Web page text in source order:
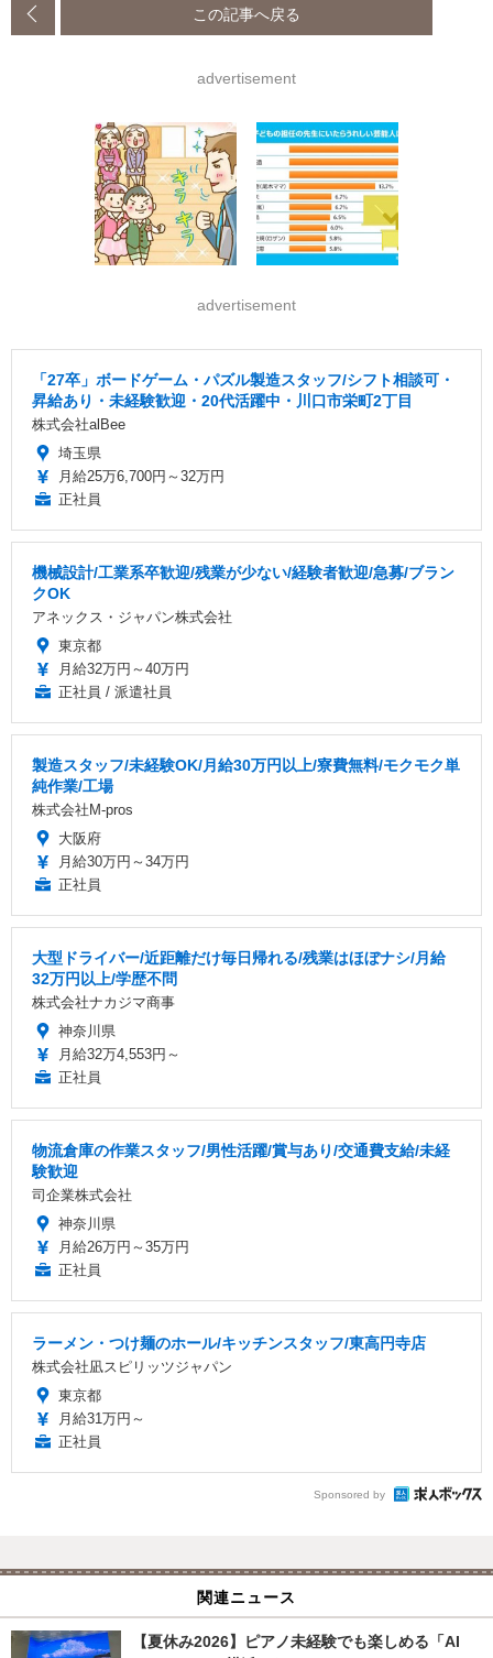
この記事へ戻る
advertisement
advertisement
「27卒」ボードゲーム・パズル製造スタッフ/シフト相談可・
昇給あり・未経験歓迎・20代活躍中・川口市栄町2丁目
株式会社alBee
埼玉県
月給25万6,700円～32万円
正社員
機械設計/工業系卒歓迎/残業が少ない/経験者歓迎/急募/ブラン
クOK
アネックス・ジャパン株式会社
東京都
月給32万円～40万円
正社員 / 派遣社員
製造スタッフ/未経験OK/月給30万円以上/寮費無料/モクモク単
純作業/工場
株式会社M-pros
大阪府
月給30万円～34万円
正社員
大型ドライバー/近距離だけ毎日帰れる/残業はほぼナシ/月給
32万円以上/学歴不問
株式会社ナカジマ商事
神奈川県
月給32万4,553円～
正社員
物流倉庫の作業スタッフ/男性活躍/賞与あり/交通費支給/未経
験歓迎
司企業株式会社
神奈川県
月給26万円～35万円
正社員
ラーメン・つけ麺のホール/キッチンスタッフ/東高円寺店
株式会社凪スピリッツジャパン
東京都
月給31万円～
正社員
Sponsored by
関連ニュース
【夏休み2026】ピアノ未経験でも楽しめる「AI